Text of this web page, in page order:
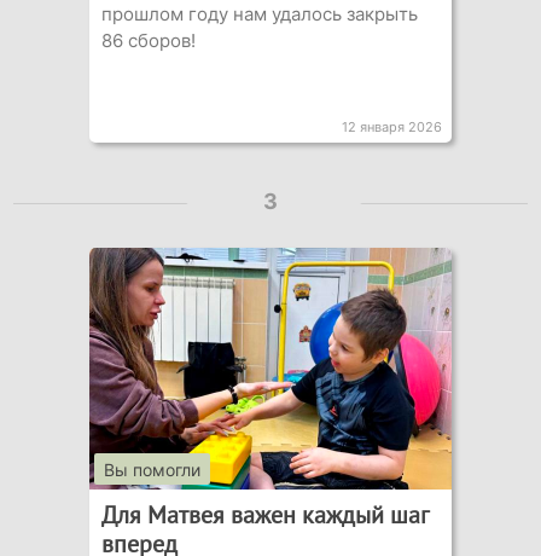
прошлом году нам удалось закрыть
86 сборов!
12 января 2026
3
Вы помогли
Для Матвея важен каждый шаг
вперед